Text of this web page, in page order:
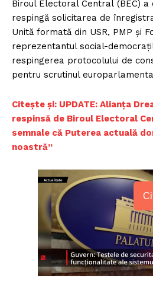
Biroul Electoral Central (BEC) a
respingă solicitarea de
Unită formată din USR, PMP și
reprezentantul social-
respingerea protocolului de
pentru scrutinul
Citește și: UPDATE: Alianța
respinsă de Biroul Electoral
semnale că Puterea actuală
noastră”